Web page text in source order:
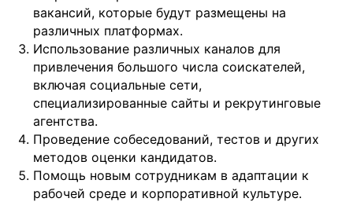
вакансий, которые будут размещены на
различных платформах.
Использование различных каналов для
привлечения большого числа соискателей,
включая социальные сети,
специализированные сайты и рекрутинговые
агентства.
Проведение собеседований, тестов и других
методов оценки кандидатов.
Помощь новым сотрудникам в адаптации к
рабочей среде и корпоративной культуре.